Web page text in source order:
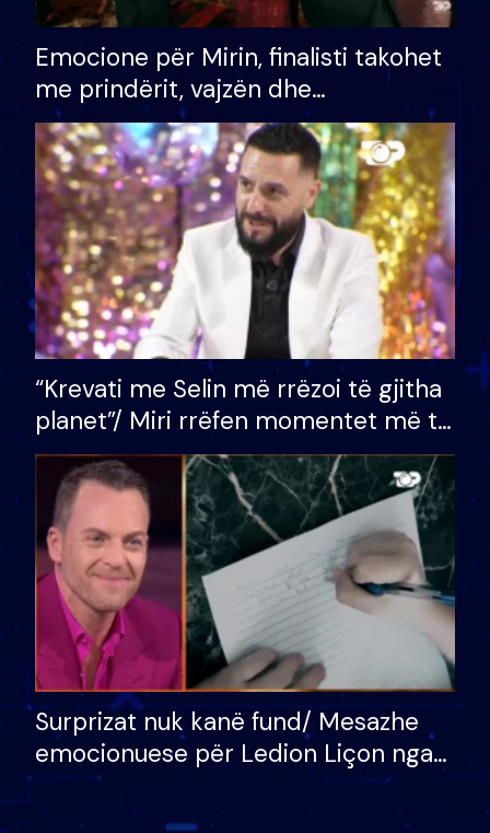
Emocione për Mirin, finalisti takohet
me prindërit, vajzën dhe
bashkëshorten: S’kemi ndonjë letër
divorci apo jo?
“Krevati me Selin më rrëzoi të gjitha
planet”/ Miri rrëfen momentet më të
bukura në shtëpinë e BB VIP: Do më
mungojë zilja e mëngjesit kur…
Surprizat nuk kanë fund/ Mesazhe
emocionuese për Ledion Liçon nga
nëna dhe fëmijët e tij, moderatori
nuk i mban dot lotët: Nuk meritoj…